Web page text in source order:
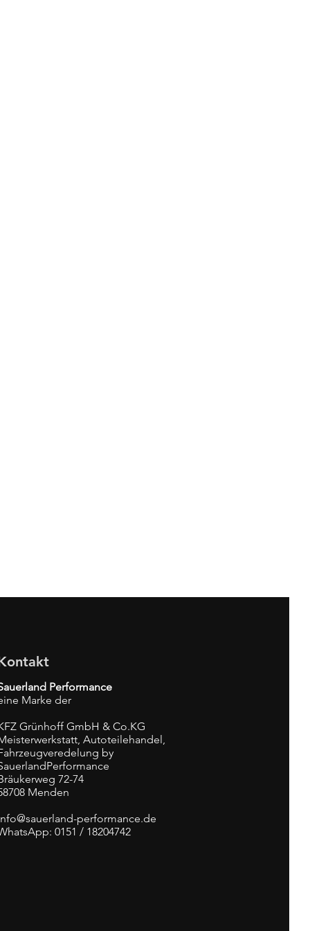
Performance
Marke der
Grünhoff GmbH & Co.KG
Autoteilehandel,
by
72-74
Menden
performance.de
0151 / 18204742